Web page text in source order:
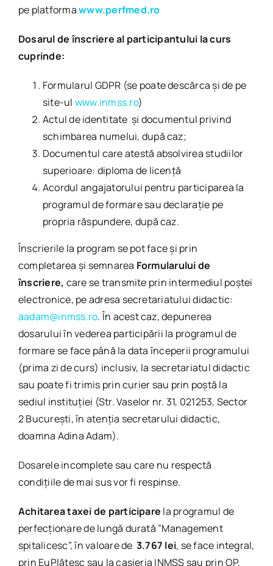
pe platformawww.perfmed.ro
Dosarul de înscriere al participantului la curs
cuprinde:
Formularul GDPR (se poate descărca și de pe
site-ul www.inmss.ro)
Actul de identitate și documentul privind
schimbarea numelui, după caz;
Documentul care atestă absolvirea studiilor
superioare: diploma de licență
Acordul angajatorului pentru participarea la
programul de formare sau declarație pe
propria răspundere, după caz.
Înscrierile la program se pot face și prin
completarea și semnarea Formularului de
înscriere, care se transmite prin intermediul poștei
electronice, pe adresa secretariatului didactic:
aadam@inmss.ro. În acest caz, depunerea
dosarului în vederea participării la programul de
formare se face până la data începerii programului
(prima zi de curs) inclusiv, la secretariatul didactic
sau poate fi trimis prin curier sau prin poştă la
sediul instituţiei (Str. Vaselor nr. 31, 021253, Sector
2 Bucureşti, în atenția secretarului didactic,
doamna Adina Adam).
Dosarele incomplete sau care nu respectă
condițiile de mai sus vor fi respinse.
Achitarea taxei de participare la programul de
perfecționare de lungă durată ”Management
spitalicesc”, în valoare de 3.767 lei, se face integral,
prin EuPlătesc sau la casieria INMSS sau prin OP,